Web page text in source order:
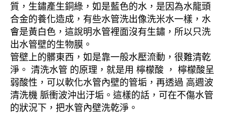
質，生鏽產生銅綠，如是藍色的水，是因為水龍頭
合金的養化造成，有些水管洗出像洗米水一樣，水
會是黃白色，這說明水管裡面沒有生鏽，所以只洗
出水管壁的生物膜。
管壁上的髒東西，如是靠一般水壓流動，很難清乾
淨。 清洗水管 的原理，就是用 檸檬酸 ， 檸檬酸呈
弱酸性，可以軟化水管內壁的管垢，再透過 高週波
清洗機 脈衝波沖出汙垢。這樣的話，可在不傷水管
的狀況下，把水管內壁洗乾淨。